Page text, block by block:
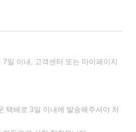
일 이내, 고객센터 또는 마이페이지
택배로 3일 이내에 발송해주셔야 처